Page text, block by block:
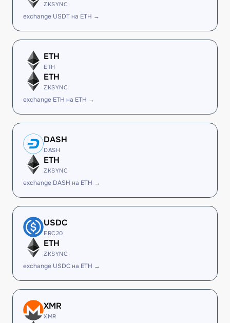
ZKSYNC
exchange USDT на ETH →
ETH
ETH
ETH
ZKSYNC
exchange ETH на ETH →
DASH
DASH
ETH
ZKSYNC
exchange DASH на ETH →
USDC
ERC20
ETH
ZKSYNC
exchange USDC на ETH →
XMR
XMR